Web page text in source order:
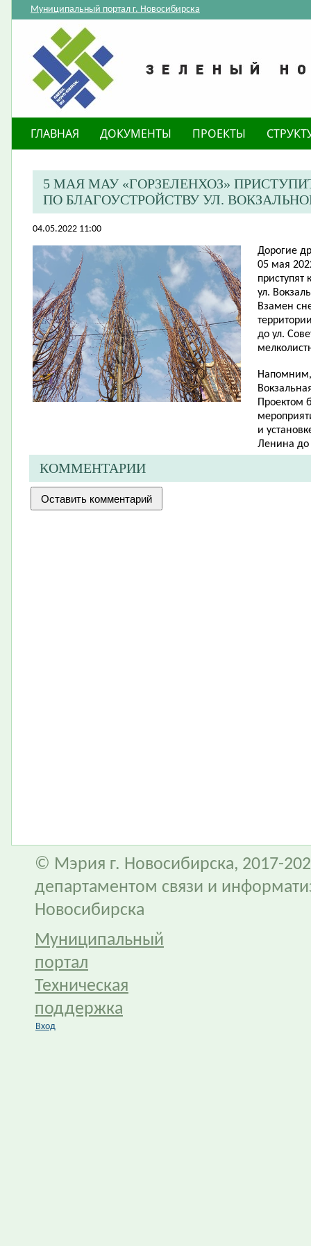
Муниципальный портал г. Новосибирска
ГЛАВНАЯ ДОКУМЕНТЫ ПРОЕКТЫ
5 МАЯ МАУ «ГОРЗЕЛЕНХОЗ»
ПО БЛАГОУСТРОЙСТВУ УЛ.
04.05.2022 11:00
Дорогие
05 мая
приступят
ул.
Взамен
до ул.
Напомним,
Проектом
и
Ленина до
КОММЕНТАРИИ
© Мэрия г. Новосибирска, 2017-
департаментом связи и
Новосибирска
Муниципальный
портал
Техническая
поддержка
Вход